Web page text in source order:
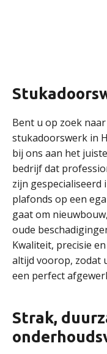
Bent u op zoek
stukadoorswerk in
bij ons aan het
bedrijf dat
zijn gespecialiseerd
plafonds op een
gaat om
oude
Kwaliteit, precisie
altijd voorop, zodat
een perfect
Strak,